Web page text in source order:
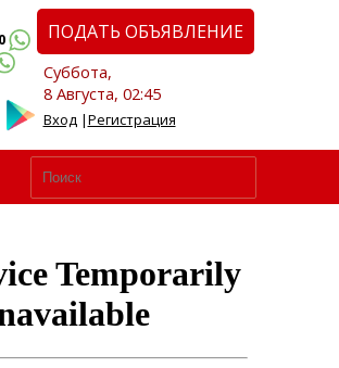
ПОДАТЬ ОБЪЯВЛЕНИЕ
Суббота,
8 Августа, 02:45
Вход|Регистрация